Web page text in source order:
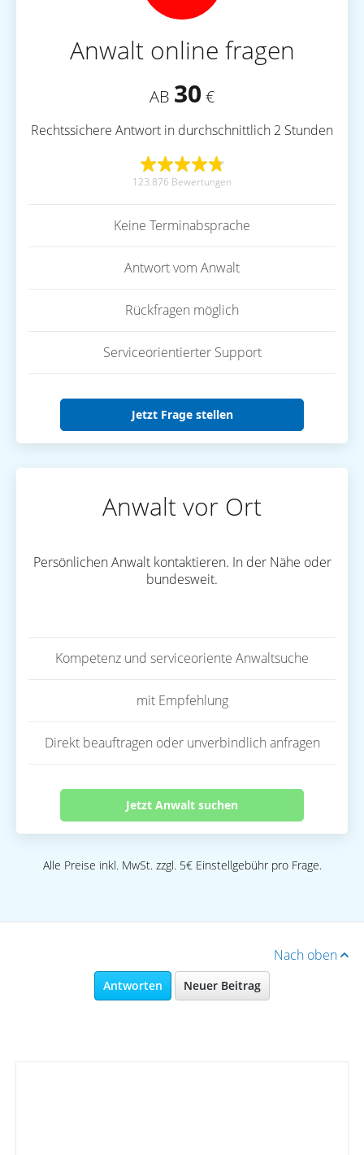
Anwalt online fragen
AB 30 €
Rechtssichere Antwort in durchschnittlich 2 Stunden
123.876 Bewertungen
Keine Terminabsprache
Antwort vom Anwalt
Rückfragen möglich
Serviceorientierter Support
Jetzt Frage stellen
Anwalt vor Ort
Persönlichen Anwalt kontaktieren. In der Nähe oder
bundesweit.
Kompetenz und serviceoriente Anwaltsuche
mit Empfehlung
Direkt beauftragen oder unverbindlich anfragen
Jetzt Anwalt suchen
Alle Preise inkl. MwSt. zzgl. 5€ Einstellgebühr pro Frage.
Nach oben
Antworten Neuer Beitrag